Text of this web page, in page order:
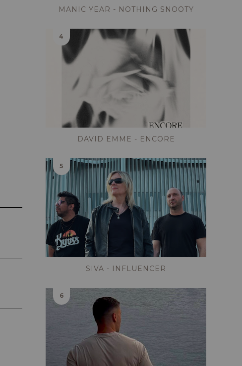
MANIC YEAR - NOTHING SNOOTY
DAVID EMME - ENCORE
SIVA - INFLUENCER